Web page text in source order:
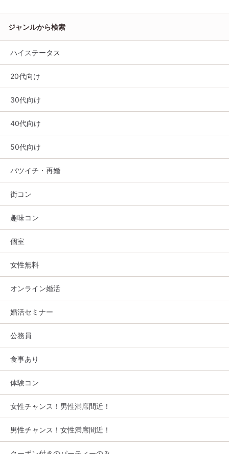
ジャンルから検索
ハイステータス
20代向け
30代向け
40代向け
50代向け
バツイチ・再婚
街コン
趣味コン
個室
女性無料
オンライン婚活
婚活セミナー
公務員
食事あり
体験コン
女性チャンス！男性満席間近！
男性チャンス！女性満席間近！